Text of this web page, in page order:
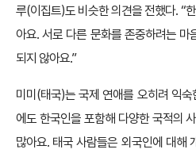
루(이집트)도 비슷한 의견을 전했다. “
아요. 서로 다른 문화를 존중하려는 마
되지 않아요.”
미미(태국)는 국제 연애를 오히려 익
에도 한국인을 포함해 다양한 국적의
많아요. 태국 사람들은 외국인에 대해